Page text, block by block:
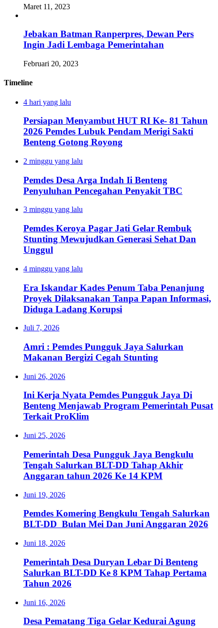
Maret 11, 2023
Jebakan Batman Ranperpres, Dewan Pers
Ingin Jadi Lembaga Pemerintahan
Februari 20, 2023
Timeline
4 hari yang lalu
Persiapan Menyambut HUT RI Ke- 81 Tahun
2026 Pemdes Lubuk Pendam Merigi Sakti
Benteng Gotong Royong
2 minggu yang lalu
Pemdes Desa Arga Indah Ii Benteng
Penyuluhan Pencegahan Penyakit TBC
3 minggu yang lalu
Pemdes Keroya Pagar Jati Gelar Rembuk
Stunting Mewujudkan Generasi Sehat Dan
Unggul
4 minggu yang lalu
Era Iskandar Kades Penum Taba Penanjung
Proyek Dilaksanakan Tanpa Papan Informasi,
Diduga Ladang Korupsi
Juli 7, 2026
Amri : Pemdes Pungguk Jaya Salurkan
Makanan Bergizi Cegah Stunting
Juni 26, 2026
Ini Kerja Nyata Pemdes Pungguk Jaya Di
Benteng Menjawab Program Pemerintah Pusat
Terkait ProKlim
Juni 25, 2026
Pemerintah Desa Pungguk Jaya Bengkulu
Tengah Salurkan BLT-DD Tahap Akhir
Anggaran tahun 2026 Ke 14 KPM
Juni 19, 2026
Pemdes Komering Bengkulu Tengah Salurkan
BLT-DD Bulan Mei Dan Juni Anggaran 2026
Juni 18, 2026
Pemerintah Desa Duryan Lebar Di Benteng
Salurkan BLT-DD Ke 8 KPM Tahap Pertama
Tahun 2026
Juni 16, 2026
Desa Pematang Tiga Gelar Kedurai Agung